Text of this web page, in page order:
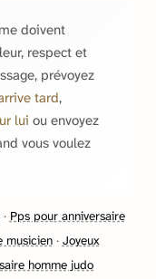
doivent
respect et
prévoyez
tard,
lui ou envoyez
vous voulez
· Pps pour anniversaire
musicien· Joyeux
homme judo